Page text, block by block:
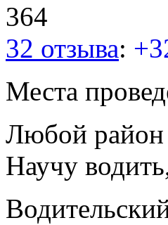
364
32 отзыва:
Места
Любой
Научу